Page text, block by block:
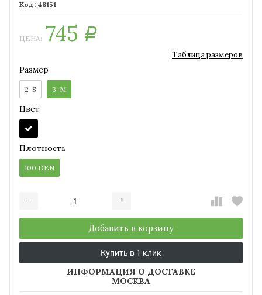
48151
ЦЕНА: 745 Р
Таблица размеров
Размер
2-S 3-M
Цвет
Плотность
100 DEN
- +
Добавить в корзину
Купить в 1 клик
ИНФОРМАЦИЯ О ДОСТАВКЕ
МОСКВА